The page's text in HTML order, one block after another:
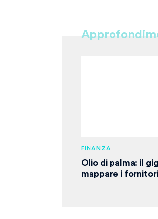
FINANZA
Olio di palma: il
mappare i fornitori